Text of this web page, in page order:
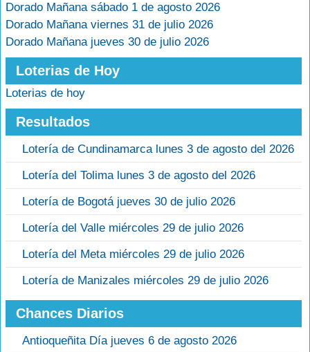
Dorado Mañana sábado 1 de agosto 2026
Dorado Mañana viernes 31 de julio 2026
Dorado Mañana jueves 30 de julio 2026
Loterias de Hoy
Loterias de hoy
Resultados
Lotería de Cundinamarca lunes 3 de agosto del 2026
Lotería del Tolima lunes 3 de agosto del 2026
Lotería de Bogotá jueves 30 de julio 2026
Lotería del Valle miércoles 29 de julio 2026
Lotería del Meta miércoles 29 de julio 2026
Lotería de Manizales miércoles 29 de julio 2026
Chances Diarios
Antioqueñita Día jueves 6 de agosto 2026